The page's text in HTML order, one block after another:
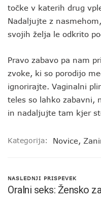
točke v katerih drug
Nadaljujte z
svojih želja le odkrito
Pravo zabavo pa nam
zvoke, ki so porodijo
ignorirajte. Vaginalni
teles so lahko zabavni,
in nadaljujte tam kjer
Kategorija: Novice,
NASLEDNJI PRISPEVEK
Oralni seks: Žensko